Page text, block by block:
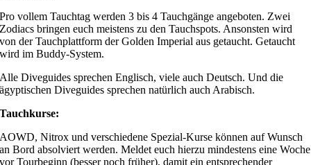
Pro vollem Tauchtag werden 3 bis 4 Tauchgänge angeboten. Zwei
Zodiacs bringen euch meistens zu den Tauchspots. Ansonsten wird
von der Tauchplattform der Golden Imperial aus getaucht. Getaucht
wird im Buddy-System.
Alle Diveguides sprechen Englisch, viele auch Deutsch. Und die
ägyptischen Diveguides sprechen natürlich auch Arabisch.
Tauchkurse:
AOWD, Nitrox und verschiedene Spezial-Kurse können auf Wunsch
an Bord absolviert werden. Meldet euch hierzu mindestens eine Woche
vor Tourbeginn (besser noch früher), damit ein entsprechender